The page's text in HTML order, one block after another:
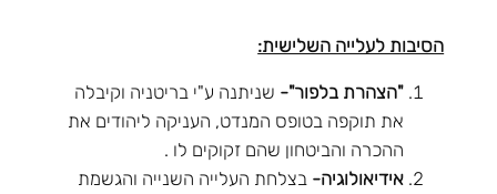
הסיבות לעלייה השלישית:
"הצהרת בלפור"- שניתנה ע"י בריטניה וקיבלה
את תוקפה בטופס המנדט, העניקה ליהודים את
ההכרה והביטחון שהם זקוקים לו .
אידיאולוגיה- בצלחת העלייה השנייה והגשמת